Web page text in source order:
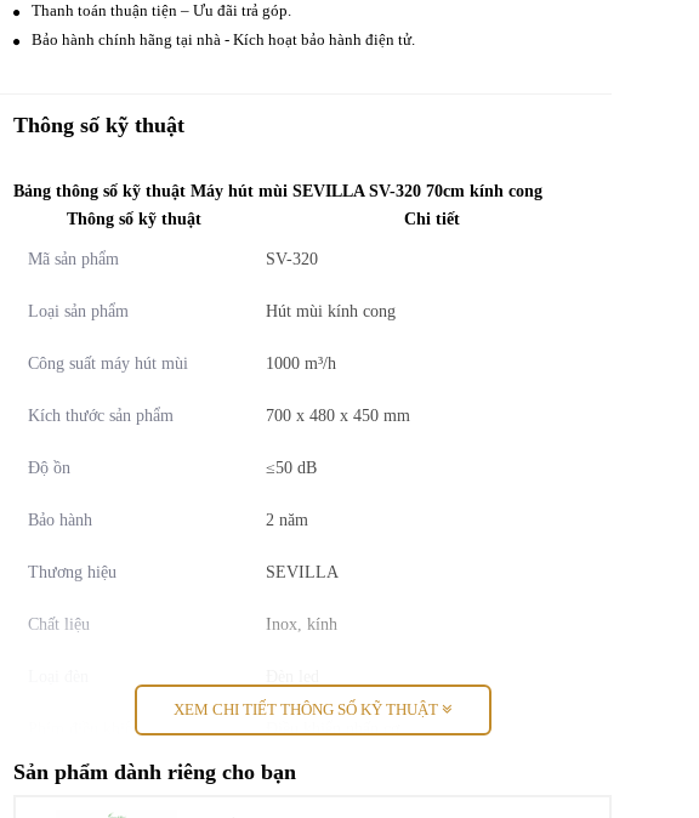
Thanh toán thuận tiện – Ưu đãi trả góp.
Bảo hành chính hãng tại nhà - Kích hoạt bảo hành điện tử.
Thông số kỹ thuật
Bảng thông số kỹ thuật Máy hút mùi SEVILLA SV-320 70cm kính cong
Thông số kỹ thuật
Chi tiết
Mã sản phẩm SV-320
Loại sản phẩm Hút mùi kính cong
Công suất máy hút mùi 1000 m³/h
Kích thước sản phẩm 700 x 480 x 450 mm
Độ ồn ≤50 dB
Bảo hành 2 năm
Thương hiệu SEVILLA
Chất liệu Inox, kính
Phím điều khiển Điều khiển nhấn cơ
Cấp độ hút 3 cấp độ
XEM CHI TIẾT THÔNG SỐ KỸ THUẬT
Sản phẩm dành riêng cho bạn